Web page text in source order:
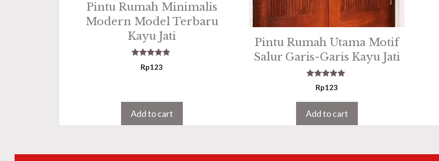
Pintu Rumah Minimalis
Modern Model Terbaru
Kayu Jati
5.00
out of 5
Rp123
Add to cart
Pintu Rumah Utama Motif
Salur Garis-Garis Kayu Jati
5.00
out of 5
Rp123
Add to cart